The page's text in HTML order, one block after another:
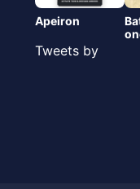
Apeiron
Tweets by